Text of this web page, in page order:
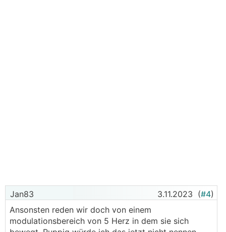
Jan83 3.11.2023 (#4)
Ansonsten reden wir doch von einem
modulationsbereich von 5 Herz in dem sie sich